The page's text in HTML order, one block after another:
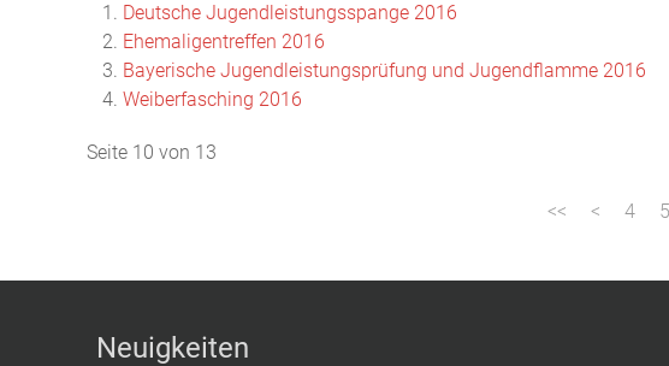
Deutsche Jugendleistungsspange 2016
Ehemaligentreffen 2016
Bayerische Jugendleistungsprüfung und Jugendflamme 2016
Weiberfasching 2016
Seite 10 von 13
4 5
Neuigkeiten